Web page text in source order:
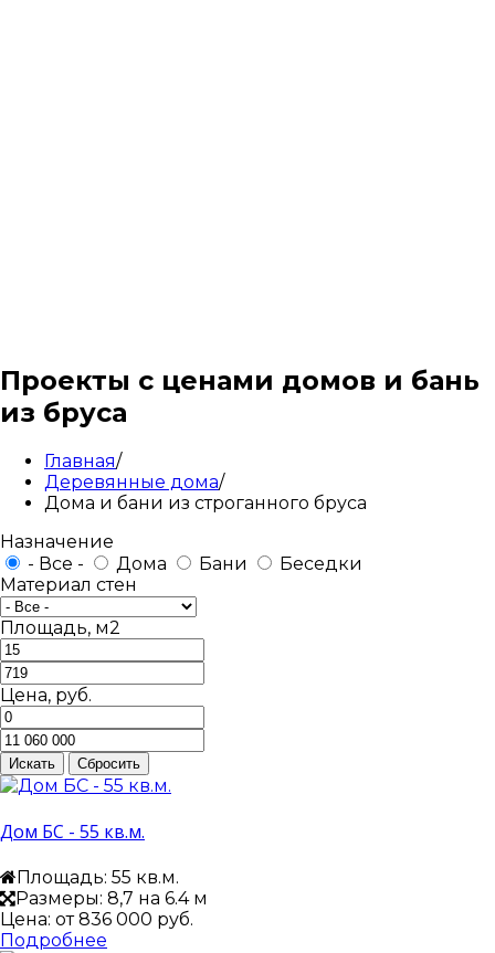
Проекты с ценами домов и бань
из бруса
Главная/
Деревянные дома/
Дома и бани из строганного бруса
Назначение
- Все -
Дома Бани
Беседки
Материал стен
Площадь, м2
Цена, руб.
Дом БС - 55 кв.м.
Площадь: 55 кв.м.
Размеры: 8,7 на 6.4 м
Цена: от836 000 руб.
Подробнее